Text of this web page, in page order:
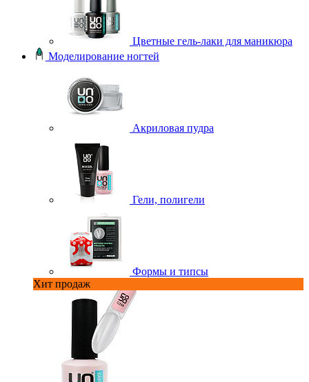
Цветные гель-лаки для маникюра
Моделирование ногтей
Акриловая пудра
Гели, полигели
Формы и типсы
Хит продаж